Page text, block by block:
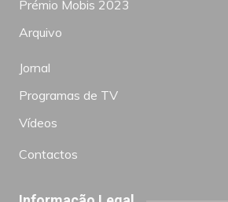
Prémio Mobis 2023
Arquivo
Jornal
Programas de TV
Vídeos
Contactos